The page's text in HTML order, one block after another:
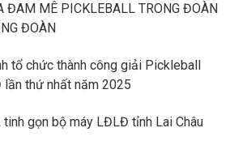
ĐAM MÊ PICKLEBALL TRONG ĐOÀN
ĐOÀN
tổ chức thành công giải Pickleball
lần thứ nhất năm 2025
tinh gọn bộ máy LĐLĐ tỉnh Lai Châu